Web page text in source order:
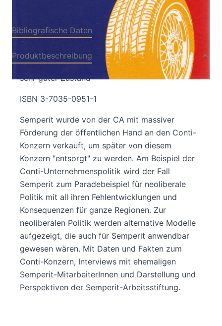
Bibliografische Daten
Produktbeschreibung
sehr guter Zustand
ISBN 3-7035-0951-1
Semperit wurde von der CA mit massiver
Förderung der öffentlichen Hand an den Conti-
Konzern verkauft, um später von diesem
Konzern "entsorgt" zu werden. Am Beispiel der
Conti-Unternehmenspolitik wird der Fall
Semperit zum Paradebeispiel für neoliberale
Politik mit all ihren Fehlentwicklungen und
Konsequenzen für ganze Regionen. Zur
neoliberalen Politik werden alternative Modelle
aufgezeigt, die auch für Semperit anwendbar
gewesen wären. Mit Daten und Fakten zum
Conti-Konzern, Interviews mit ehemaligen
Semperit-MitarbeiterInnen und Darstellung und
Perspektiven der Semperit-Arbeitsstiftung.